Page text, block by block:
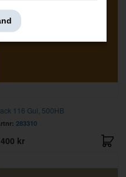
116 Gul, 500HB
283310
kr